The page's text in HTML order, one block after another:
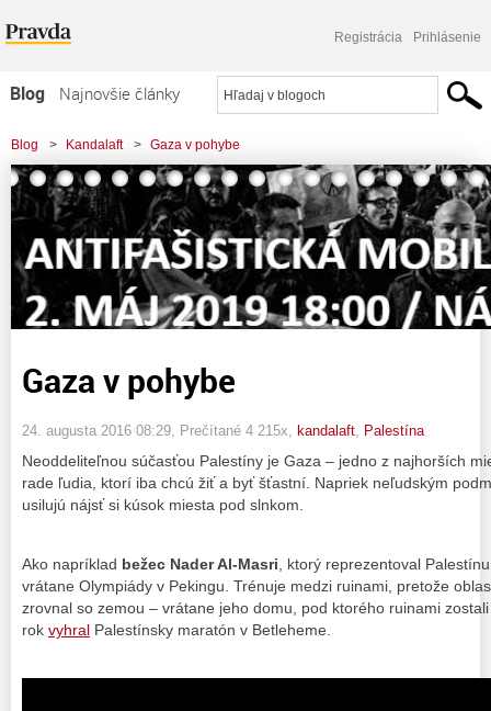
Registrácia Prihlásenie
Blog
Najnovšie články
Najčítanejšie články
Najkomentovanejšie články
Zoznam blogov
Komerčné blogy
Blog > Kandalaft > Gaza v pohybe
Gaza v pohybe
24. augusta 2016 08:29 , Prečítané 4 215x, kandalaft Palestína
Neoddeliteľnou súčasťou Palestíny je Gaza – jedno z najhorších
rade ľudia, ktorí iba chcú žiť a byť šťastní. Napriek neľudským
usilujú nájsť si kúsok miesta pod slnkom.
Ako napríklad bežec Nader Al-Masri , ktorý reprezentoval
vrátane Olympiády v Pekingu. Trénuje medzi ruinami, pretože
zrovnal so zemou – vrátane jeho domu, pod ktorého ruinami
rok vyhral Palestínsky maratón v Betleheme.